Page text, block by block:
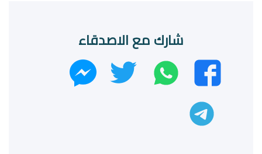
شارك مع الاصدقاء
فيسبوك
واتساب تويتر